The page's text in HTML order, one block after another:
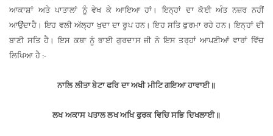
ਆਕਾਸ਼ਾਂ ਅਤੇ ਪਾਤਾਲਾਂ ਨੂੰ ਵੇਖ ਕੇ ਆਇਆ ਹਾਂ । ਇਨ੍ਹਾਂ ਦਾ ਕੋਈ ਅੰਤ ਨਜ਼ਰ ਨਹੀਂ
ਆਉਂਦਾਹੈ। ਇਹ ਵਲੀ ਅੱਲ੍ਹਾ ਖੁਦਾ ਦਾ ਰੂਪ ਹਨ। ਇਹ ਸਤਿ ਫੁਰਮਾ ਰਹੇ ਹਨ। ਇਨ੍ਹਾਂ ਦੀ
ਬਾਣੀ ਸਤਿ ਹੈ। ਇਸ ਕਥਾ ਨੂੰ ਭਾਈ ਗੁਰਦਾਸ ਜੀ ਨੇ ਇਸ ਤਰ੍ਹਾਂ ਆਪਣੀਆਂ ਵਾਰਾਂ ਵਿੱਚ
ਲਿਖਿਆ ਹੈ :-
ਨਾਲਿ ਲੀਤਾ ਬੇਟਾ ਫਰਿ ਦਾ ਅਖੀ ਮੀਟਿ ਗਇਆ ਹਾਵਾਈ॥
ਲਖ ਅਕਾਸ ਪਤਾਲ ਲਖ ਅਖਿ ਫੁਰਕ ਵਿਚਿ ਸਭਿ ਦਿਖਲਾਈ॥